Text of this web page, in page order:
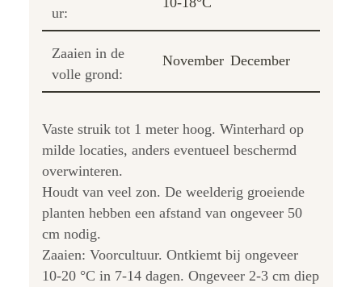
ur:
Zaaien in de
volle grond:
November December
Vaste struik tot 1 meter hoog. Winterhard op
milde locaties, anders eventueel beschermd
overwinteren.
Houdt van veel zon. De weelderig groeiende
planten hebben een afstand van ongeveer 50
cm nodig.
Zaaien: Voorcultuur. Ontkiemt bij ongeveer
10-20 °C in 7-14 dagen. Ongeveer 2-3 cm diep